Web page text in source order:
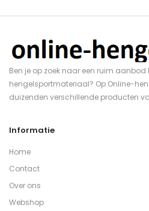
Ben je op zoek naar een ruim
hengelsportmateriaal? Op Online-
duizenden verschillende producten
Informatie
Home
Contact
Over ons
Webshop